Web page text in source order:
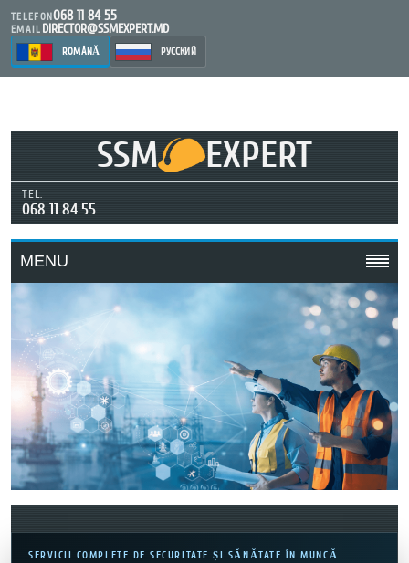
TELEFON068 11 84 55
EMAIL DIRECTOR@SSMEXPERT.MD
ROMÂNĂ РУССКИЙ
SSM EXPERT
TEL.
068 11 84 55
MENU
SERVICII COMPLETE DE SECURITATE ȘI SĂNĂTATE ÎN MUNCĂ